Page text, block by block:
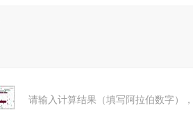
请输入计算结果（填写阿拉伯数字）